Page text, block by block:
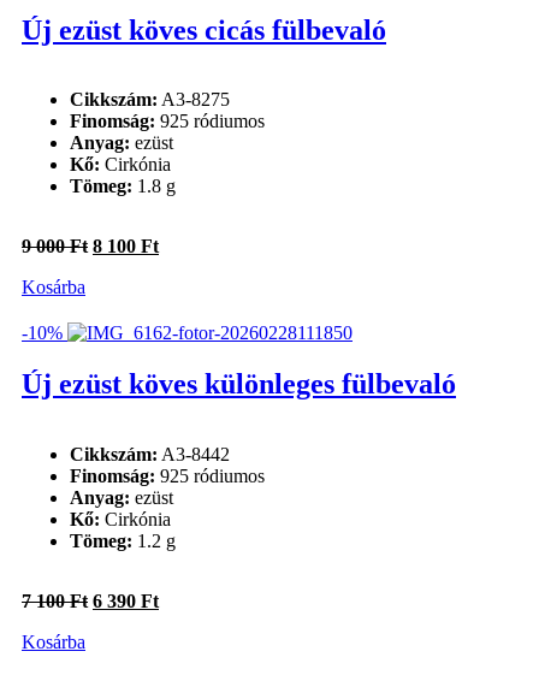
Új ezüst köves cicás fülbevaló
Cikkszám: A3-8275
Finomság: 925 ródiumos
Anyag: ezüst
Kő: Cirkónia
Tömeg: 1.8 g
9 000Ft Original
000 Ft.
8 100 FtCurrent
100 Ft.
Kosárba
-10%
Új ezüst köves különleges fülbevaló
Cikkszám: A3-8442
Finomság: 925 ródiumos
Anyag: ezüst
Kő: Cirkónia
Tömeg: 1.2 g
7 100Ft Original
6 390 FtCurrent
Kosárba